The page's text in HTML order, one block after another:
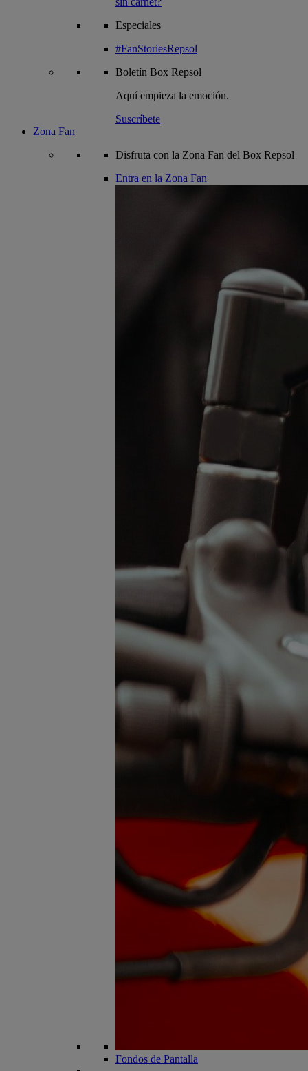
Especiales
#FanStoriesRepsol
Boletín Box Repsol
Aquí empieza la emoción.
Suscríbete
Zona Fan
Disfruta con la Zona Fan del Box Repsol
Entra en la Zona Fan
Fondos de Pantalla